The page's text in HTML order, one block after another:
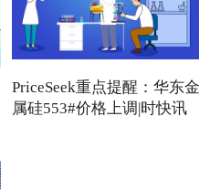
PriceSeek重点提醒：华东金
属硅553#价格上调|时快讯